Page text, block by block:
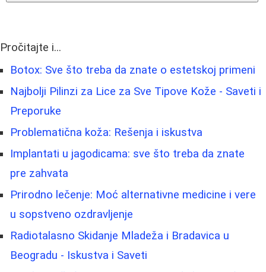
Pročitajte i...
Botox: Sve što treba da znate o estetskoj primeni
Najbolji Pilinzi za Lice za Sve Tipove Kože - Saveti i
Preporuke
Problematična koža: Rešenja i iskustva
Implantati u jagodicama: sve što treba da znate
pre zahvata
Prirodno lečenje: Moć alternativne medicine i vere
u sopstveno ozdravljenje
Radiotalasno Skidanje Mladeža i Bradavica u
Beogradu - Iskustva i Saveti